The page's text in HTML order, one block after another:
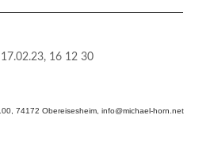
74172 Obereisesheim, info@michael-horn.net